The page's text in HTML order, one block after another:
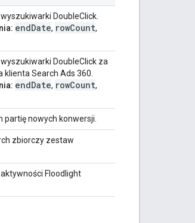
DoubleClick.
endDate, rowCount,
DoubleClick za
Search Ads 360.
endDate, rowCount,
partię nowych konwersji.
zbiorczy zestaw
Floodlight